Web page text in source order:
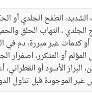
الشديد، الطفح الجلدي أو
الجلدي ، التهاب الحلق
كدمات غير مبررة، دم في
المؤلم أو المتكرر، اصفرار
البراز الأسود أو
غير الموجودة قبل تناول